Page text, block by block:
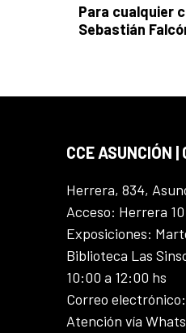
Para cualquier
Sebastián
CCE ASUNCIÓN
Herrera, 834,
Acceso: Herrera
Exposiciones:
Biblioteca Las
10:00 a 12:00 hs
Correo
Atención vía